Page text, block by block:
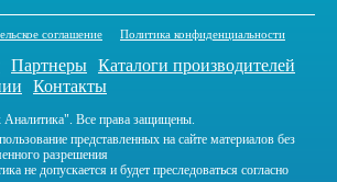
соглашение Политика конфиденциальности
Партнеры Каталоги производителей
Контакты
Все права защищены.
представленных на сайте материалов без
разрешения
не допускается и будет преследоваться согласно